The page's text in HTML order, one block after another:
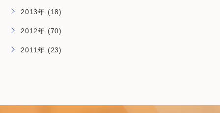
2013年 (18)
2012年 (70)
2011年 (23)